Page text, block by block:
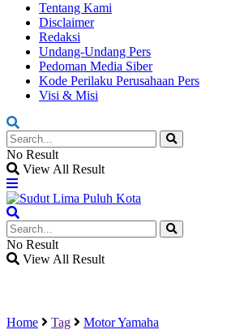
Tentang Kami
Disclaimer
Redaksi
Undang-Undang Pers
Pedoman Media Siber
Kode Perilaku Perusahaan Pers
Visi & Misi
No Result
View All Result
No Result
View All Result
Home Tag Motor Yamaha